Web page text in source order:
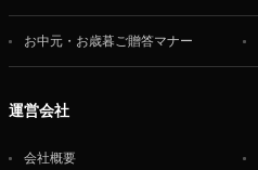
お中元・お歳暮ご贈答マナー
運営会社
会社概要